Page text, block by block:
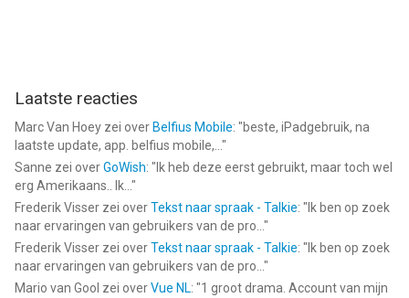
Laatste reacties
Marc Van Hoey zei over Belfius Mobile: "beste, iPadgebruik, na
laatste update, app. belfius mobile,... "
Sanne zei overGoWish: " Ik heb deze eerst gebruikt, maar toch wel
erg Amerikaans.. Ik... "
Frederik Visser zei overTekst naar spraak - Talkie: " Ik ben op zoek
naar ervaringen van gebruikers van de pro... "
Frederik Visser zei overTekst naar spraak - Talkie: " Ik ben op zoek
naar ervaringen van gebruikers van de pro... "
Mario van Gool zei overVue NL: "1 groot drama. Account van mijn